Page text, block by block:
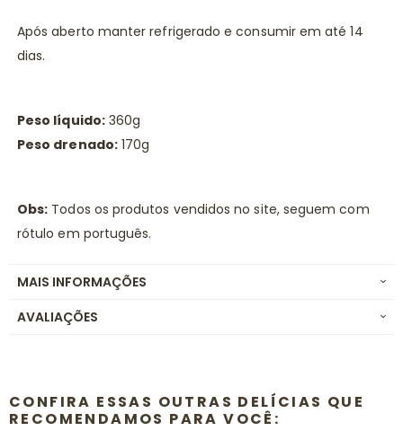
Após aberto manter refrigerado e consumir em até 14
dias.
Peso líquido:360g
Peso drenado:170g
Obs: Todos os produtos vendidos no site, seguem com
rótulo em português.
MAIS INFORMAÇÕES
AVALIAÇÕES
CONFIRA ESSAS OUTRAS DELÍCIAS QUE
RECOMENDAMOS PARA VOCÊ: